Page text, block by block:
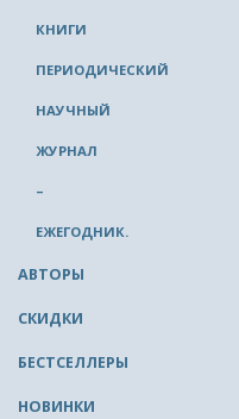
КНИГИ
ПЕРИОДИЧЕСКИЙ
НАУЧНЫЙ
ЖУРНАЛ
–
ЕЖЕГОДНИК.
АВТОРЫ
СКИДКИ
БЕСТСЕЛЛЕРЫ
НОВИНКИ